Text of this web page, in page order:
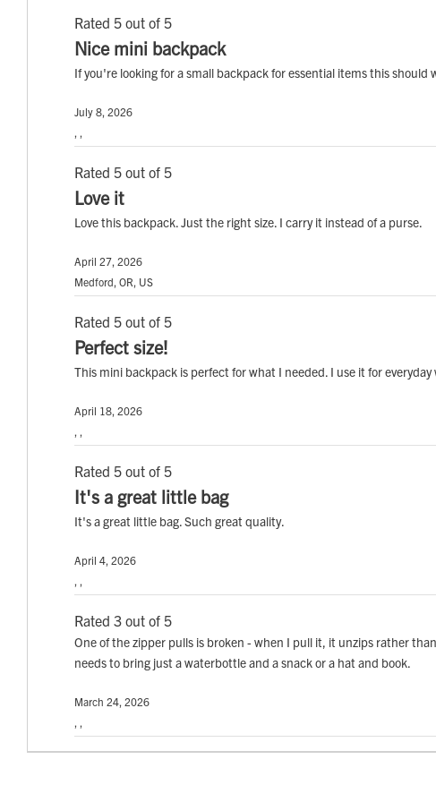
Rated 5 out of 5
Nice mini backpack
If you're looking for a small backpack for essential items this should
July 8, 2026
, ,
Rated 5 out of 5
Love it
Love this backpack. Just the right size. I carry it instead of a purse.
April 27, 2026
Medford, OR, US
Rated 5 out of 5
Perfect size!
This mini backpack is perfect for what I needed. I use it for
April 18, 2026
, ,
Rated 5 out of 5
It's a great little bag
It's a great little bag. Such great quality.
April 4, 2026
, ,
Rated 3 out of 5
One of the zipper pulls is broken - when I pull it, it unzips rather
needs to bring just a waterbottle and a snack or a hat and book.
March 24, 2026
, ,